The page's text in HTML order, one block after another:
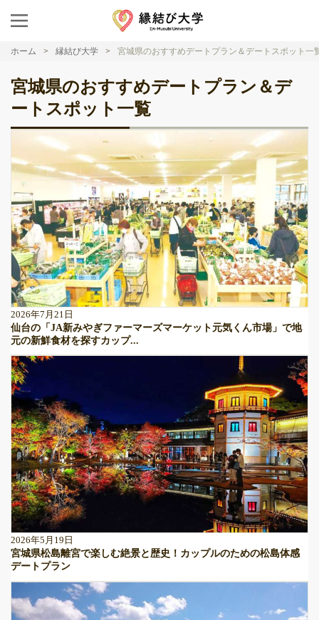
ホーム 縁結び大学 宮城県のおすすめデートプラン＆デートスポット一
宮城県のおすすめデートプラン＆デ
ートスポット一覧
2026年7月21日
仙台の「JA新みやぎファーマーズマーケット元気くん市場」で地
元の新鮮食材を探すカップ...
2026年5月19日
宮城県松島離宮で楽しむ絶景と歴史！カップルのための松島体感
デートプラン